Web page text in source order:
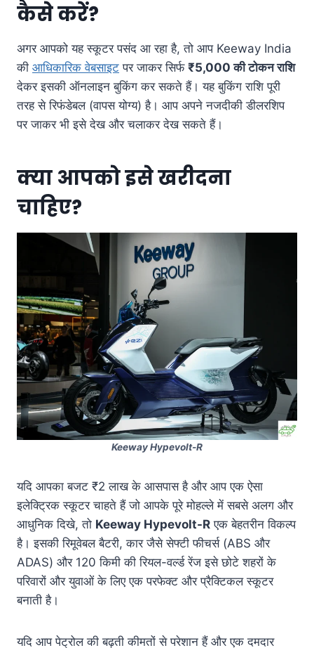
कैसे करें?
अगर आपको यह स्कूटर पसंद आ रहा है, तो आप Keeway India
की आधिकारिक वेबसाइट पर जाकर सिर्फ ₹5,000 की टोकन राशि
देकर इसकी ऑनलाइन बुकिंग कर सकते हैं। यह बुकिंग राशि पूरी
तरह से रिफंडेबल (वापस योग्य) है। आप अपने नजदीकी डीलरशिप
पर जाकर भी इसे देख और चलाकर देख सकते हैं।
क्या आपको इसे खरीदना
चाहिए?
Keeway Hypevolt-R
यदि आपका बजट ₹2 लाख के आसपास है और आप एक ऐसा
इलेक्ट्रिक स्कूटर चाहते हैं जो आपके पूरे मोहल्ले में सबसे अलग और
आधुनिक दिखे, तो Keeway Hypevolt-R एक बेहतरीन विकल्प
है। इसकी रिमूवेबल बैटरी, कार जैसे सेफ्टी फीचर्स (ABS और
ADAS) और 120 किमी की रियल-वर्ल्ड रेंज इसे छोटे शहरों के
परिवारों और युवाओं के लिए एक परफेक्ट और प्रैक्टिकल स्कूटर
बनाती है।
यदि आप पेट्रोल की बढ़ती कीमतों से परेशान हैं और एक दमदार